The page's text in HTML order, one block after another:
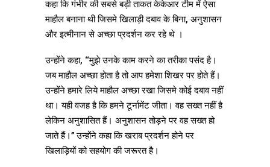
कहा कि गंभीर की सबसे बड़ी ताकत केकेआर टीम में ऐसा
माहौल बनाना थी जिसमे खिलाड़ी दबाव के बिना, अनुशासन
और इत्मीनान से अच्छा प्रदर्शन कर रहे थे ।
उन्होंने कहा, ‘‘मुझे उनके काम करने का तरीका पसंद है।
जब माहौल अच्छा होता है तो आप हमेशा शिखर पर होते हैं।
उन्होंने हमारे लिये माहौल अच्छा रखा जिसमे कोई दबाव नहीं
था। यही वजह है कि हमने टूर्नामेंट जीता। वह सख्त नहीं है
लेकिन अनुशासित हैं। अनुशासन तोड़ने पर वह सख्त हो
जाते हैं।’’ उन्होंने कहा कि खराब प्रदर्शन होने पर
खिलाड़ियों को सहयोग की जरूरत है।